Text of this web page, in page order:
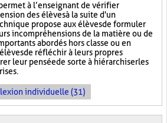
à l’enseignant de vérifier
des élèves à la suite d'un
propose aux élèves de formuler
incompréhensions de la matière ou de
abordés hors classe ou en
de réfléchir à leurs propres
leur pensée de sorte à hiérarchiser les
individuelle (31)